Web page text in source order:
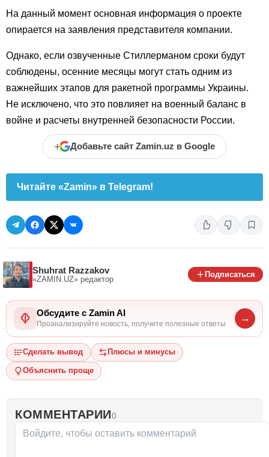
На данный момент основная информация о проекте
опирается на заявления представителя компании.
Однако, если озвученные Стиллерманом сроки будут
соблюдены, осенние месяцы могут стать одним из
важнейших этапов для ракетной программы Украины.
Не исключено, что это повлияет на военный баланс в
войне и расчеты внутренней безопасности России.
+ Добавьте сайт Zamin.uz в Google
Читайте «Zamin» в Telegram!
Shuhrat Razzakov
«ZAMIN.UZ» редактор
Подписаться
Обсудите с Zamin AI
Проанализируйте новость, получите полезные ответы
→
Сделать вывод Плюсы и минусы
Объяснить проще
КОММЕНТАРИИ0